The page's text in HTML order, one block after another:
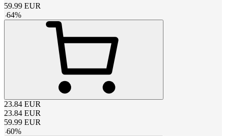
59.99 EUR
-64%
23.84 EUR
23.84 EUR
59.99 EUR
-60%